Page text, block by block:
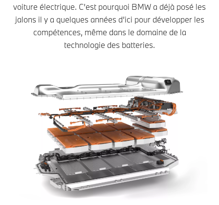
voiture électrique. C’est pourquoi BMW a déjà posé les
jalons il y a quelques années d’ici pour développer les
compétences, même dans le domaine de la
technologie des batteries.